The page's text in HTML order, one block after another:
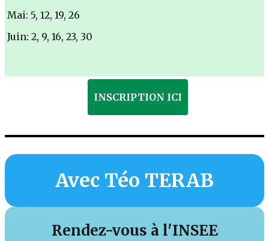
Mai: 5, 12, 19, 26
Juin: 2, 9, 16, 23, 30
INSCRIPTION ICI
Avec Téo TERAB
Rendez-vous à l'INSEE